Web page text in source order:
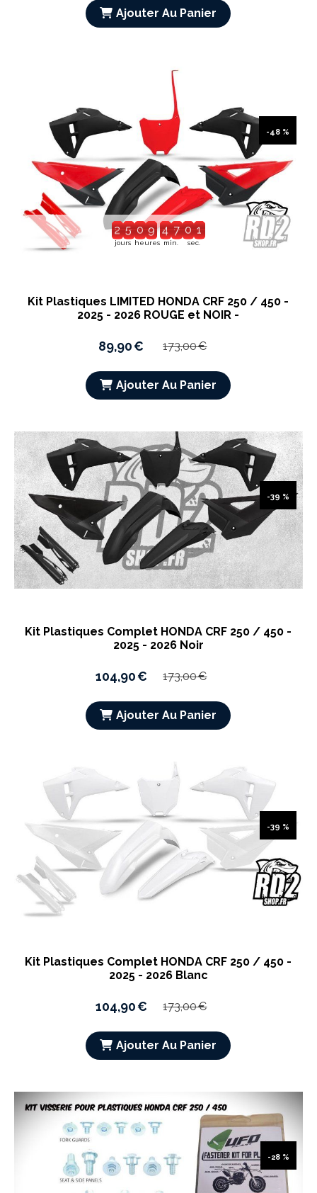
Ajouter Au Panier
2 6
jours
1 0
heures
4 7
min.
6 0
sec.
-48 %
Kit Plastiques LIMITED HONDA CRF 250 / 450 -
2025 - 2026 ROUGE et NOIR -
89,90€ 173,00€
Ajouter Au Panier
-39 %
Kit Plastiques Complet HONDA CRF 250 / 450 -
2025 - 2026 Noir
104,90€ 173,00€
Ajouter Au Panier
-39 %
Kit Plastiques Complet HONDA CRF 250 / 450 -
2025 - 2026 Blanc
104,90€ 173,00€
Ajouter Au Panier
-28 %